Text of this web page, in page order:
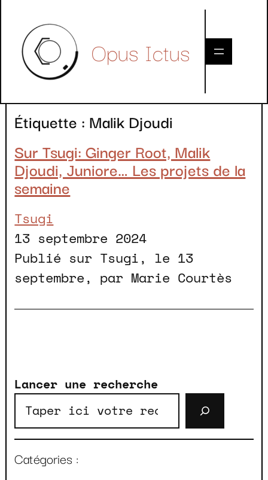
content
Opus Ictus
Étiquette : Malik Djoudi
Sur Tsugi: Ginger Root, Malik
Djoudi, Juniore… Les projets de la
semaine
Tsugi
13 septembre 2024
Publié sur Tsugi, le 13
septembre, par Marie Courtès
Lancer une recherche
Catégories :